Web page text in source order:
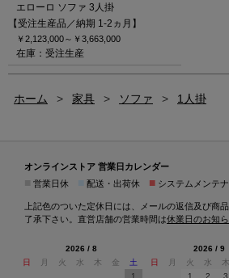
エローロ ソファ 3人掛
【受注生産品／納期 1-2ヵ月】
￥2,123,000～ ￥3,663,000
在庫：受注生産
ホーム > 家具 > ソファ > 1人掛
オンラインストア 営業日カレンダー
営業日休 配送・出荷休 ■ システムメンテ
上記色のついた定休日には、メールの返信及び商
了承下さい。直営店舗の営業時間は休業日のお知
2026 / 8
日
月 火 水 木 金
土
1
2026 / 9
日
月 火 水 木
1
2 3